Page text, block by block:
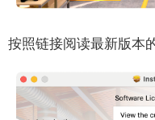
按照链接阅读最新版本